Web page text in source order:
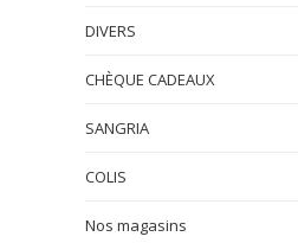
DIVERS
CHÈQUE CADEAUX
SANGRIA
COLIS
Nos magasins